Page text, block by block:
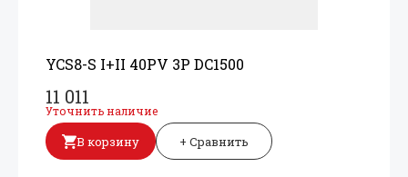
YCS8-S I+II 40PV 3P DC1500
11 011
Уточнить наличие
В корзину + Сравнить